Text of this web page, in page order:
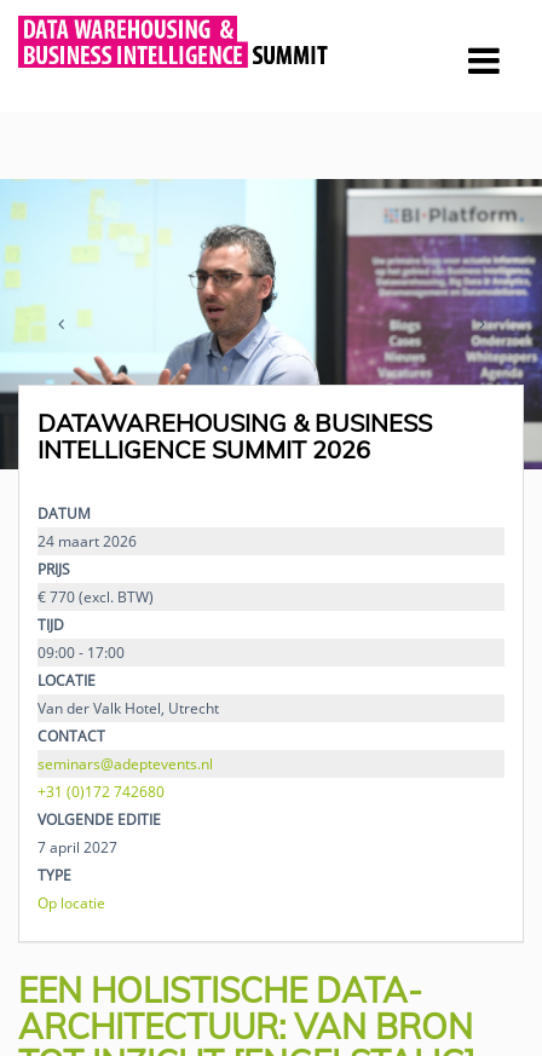
DATAWAREHOUSING & BUSINESS
INTELLIGENCE SUMMIT 2026
DATUM
24 maart 2026
PRIJS
€ 770 (excl. BTW)
TIJD
09:00 - 17:00
LOCATIE
Van der Valk Hotel, Utrecht
CONTACT
seminars@adeptevents.nl
+31 (0)172 742680
VOLGENDE EDITIE
7 april 2027
TYPE
Op locatie
EEN HOLISTISCHE DATA-
ARCHITECTUUR: VAN BRON